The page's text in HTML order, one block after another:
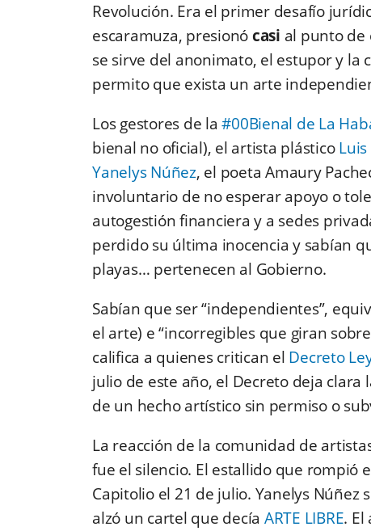
Revolución. Era el primer desafío
escaramuza, presionócasi al punto de
se sirve del anonimato, el estupor y la
permito que exista un arte
Los gestores de la#00Bienal de La
bienal no oficial), el artista plástico
Yanelys Núñez, el poeta Amaury
involuntario de no esperar apoyo o
autogestión financiera y a sedes
perdido su última inocencia y sabían
playas… pertenecen al Gobierno.
Sabían que ser “independientes”,
el arte) e “incorregibles que giran
califica a quienes critican el Decreto
julio de este año, el Decreto deja
de un hecho artístico sin permiso o
La reacción de la comunidad de
fue el silencio. El estallido que
Capitolio el 21 de julio. Yanelys
alzó un cartel que decía ARTE LIBRE.